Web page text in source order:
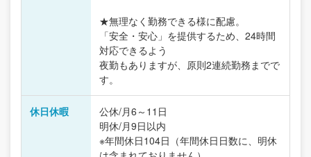
★無理なく勤務できる様に配慮。
「安全・安心」を提供するため、24時間
対応できるよう
夜勤もありますが、原則2連続勤務までで
す。
休日休暇
公休/月6～11日
明休/月9日以内
※年間休日104日（年間休日日数に、明休